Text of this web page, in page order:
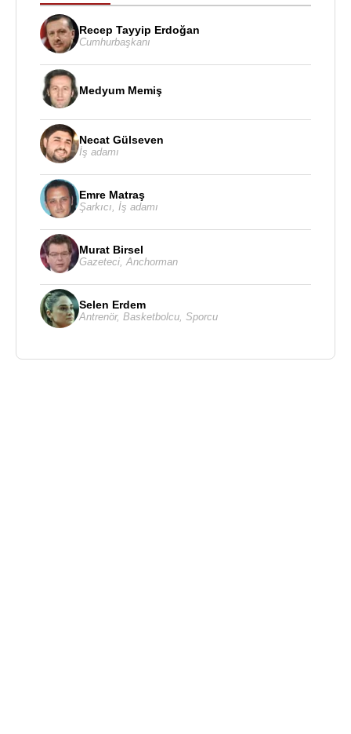
Recep Tayyip Erdoğan
Cumhurbaşkanı
Medyum Memiş
Necat Gülseven
İş adamı
Emre Matraş
Şarkıcı İş adamı
Murat Birsel
Gazeteci Anchorman
Selen Erdem
Antrenör, Basketbolcu Sporcu